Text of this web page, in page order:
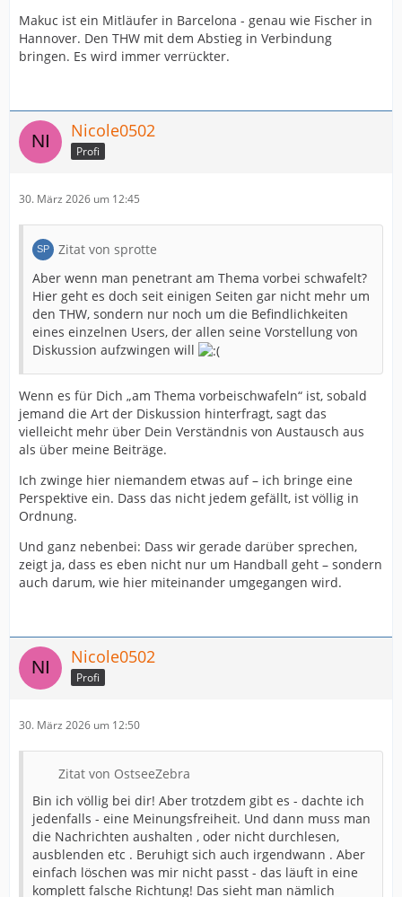
Makuc ist ein Mitläufer in Barcelona - genau wie Fischer in
Hannover. Den THW mit dem Abstieg in Verbindung
bringen. Es wird immer verrückter.
Nicole0502
Profi
30. März 2026 um 12:45
Zitat von sprotte
Aber wenn man penetrant am Thema vorbei schwafelt?
Hier geht es doch seit einigen Seiten gar nicht mehr um
den THW, sondern nur noch um die Befindlichkeiten
eines einzelnen Users, der allen seine Vorstellung von
Diskussion aufzwingen will
Wenn es für Dich „am Thema vorbeischwafeln“ ist, sobald
jemand die Art der Diskussion hinterfragt, sagt das
vielleicht mehr über Dein Verständnis von Austausch aus
als über meine Beiträge.
Ich zwinge hier niemandem etwas auf – ich bringe eine
Perspektive ein. Dass das nicht jedem gefällt, ist völlig in
Ordnung.
Und ganz nebenbei: Dass wir gerade darüber sprechen,
zeigt ja, dass es eben nicht nur um Handball geht – sondern
auch darum, wie hier miteinander umgegangen wird.
Nicole0502
Profi
30. März 2026 um 12:50
Zitat von OstseeZebra
Bin ich völlig bei dir! Aber trotzdem gibt es - dachte ich
jedenfalls - eine Meinungsfreiheit. Und dann muss man
die Nachrichten aushalten , oder nicht durchlesen,
ausblenden etc . Beruhigt sich auch irgendwann . Aber
einfach löschen was mir nicht passt - das läuft in eine
komplett falsche Richtung! Das sieht man nämlich